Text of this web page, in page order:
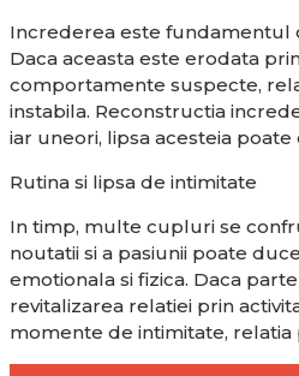
Increderea este fundamentul
Daca aceasta este erodata
comportamente suspecte,
instabila. Reconstructia
iar uneori, lipsa acesteia
Rutina si lipsa de intimitate
In timp, multe cupluri se
noutatii si a pasiunii poate
emotionala si fizica. Daca
revitalizarea relatiei prin
momente de intimitate, relatia